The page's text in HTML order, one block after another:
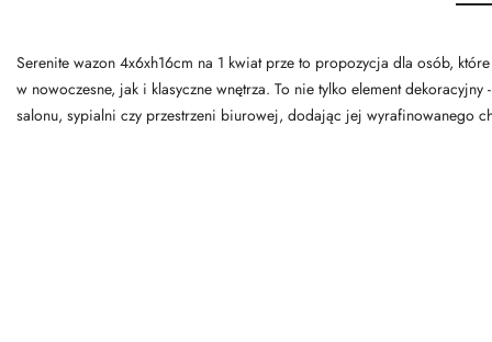
Serenite wazon 4x6xh16cm na 1 kwiat prze to propozycja dla osób,
w nowoczesne, jak i klasyczne wnętrza. To nie tylko element
salonu, sypialni czy przestrzeni biurowej, dodając jej wyrafinowanego